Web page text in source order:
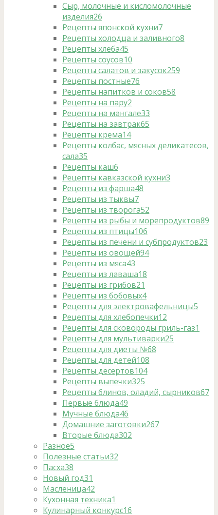
Сыр, молочные и кисломолочные
изделия26
Рецепты японской кухни7
Рецепты холодца и заливного8
Рецепты хлеба45
Рецепты соусов10
Рецепты салатов и закусок259
Рецепты постные76
Рецепты напитков и соков58
Рецепты на пару2
Рецепты на мангале33
Рецепты на завтрак65
Рецепты крема14
Рецепты колбас, мясных деликатесов,
сала35
Рецепты каш6
Рецепты кавказской кухни3
Рецепты из фарша48
Рецепты из тыквы7
Рецепты из творога52
Рецепты из рыбы и морепродуктов89
Рецепты из птицы106
Рецепты из печени и субпродуктов23
Рецепты из овощей94
Рецепты из мяса43
Рецепты из лаваша18
Рецепты из грибов21
Рецепты из бобовых4
Рецепты для электровафельницы5
Рецепты для хлебопечки12
Рецепты для сковороды гриль-газ1
Рецепты для мультиварки25
Рецепты для диеты №68
Рецепты для детей108
Рецепты десертов104
Рецепты выпечки325
Рецепты блинов, оладий, сырников67
Первые блюда49
Мучные блюда46
Домашние заготовки267
Вторые блюда302
Разное5
Полезные статьи32
Пасха38
Новый год31
Масленица42
Кухонная техника1
Кулинарный конкурс16